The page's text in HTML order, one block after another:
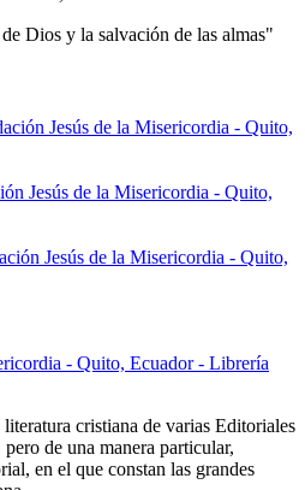
Dios y la salvación de las almas"
cristiana de varias Editoriales
de una manera particular,
en el que constan las grandes